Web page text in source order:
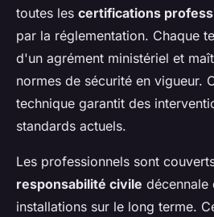
toutes les certifications
par la réglementation. Chaque
d'un agrément ministériel et
normes de sécurité en vigueur.
technique garantit des
standards actuels.
Les professionnels sont
responsabilité civile
installations sur le long terme.